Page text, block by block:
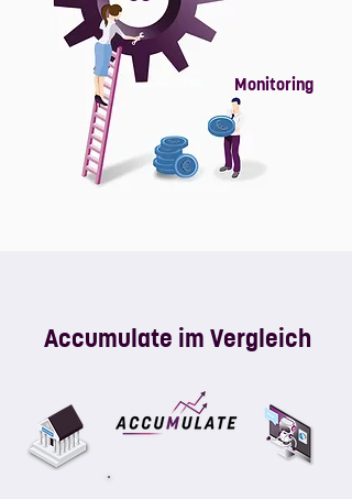
Monitoring
Accumulate im Vergleich